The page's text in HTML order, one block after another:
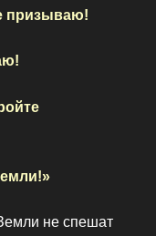
призываю!
не спешат